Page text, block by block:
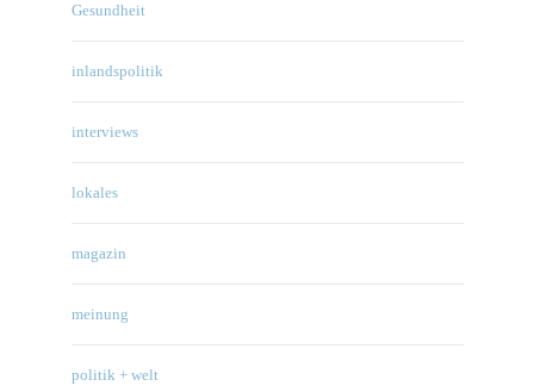
Gesundheit
inlandspolitik
interviews
lokales
magazin
meinung
politik + welt